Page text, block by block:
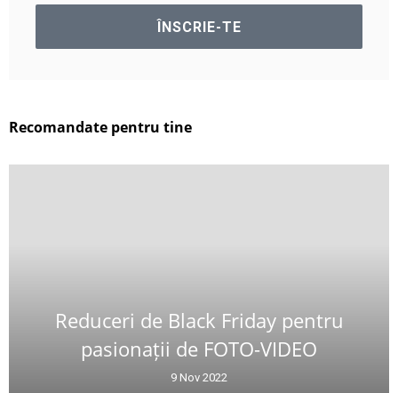
Recomandate pentru tine
Reduceri de Black Friday pentru
pasionații de FOTO-VIDEO
9 Nov 2022